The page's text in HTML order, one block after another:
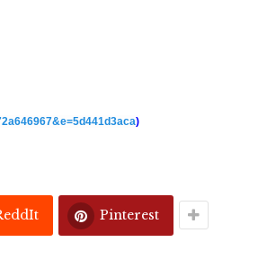
)
Pinterest